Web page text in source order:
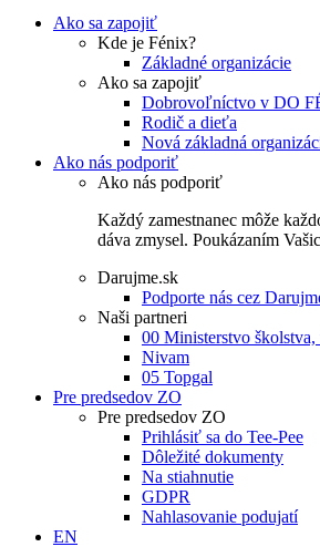
Ako sa zapojiť
Kde je Fénix?
Základné organizácie
Ako sa zapojiť
Dobrovoľníctvo v DO
Rodič a dieťa
Nová základná
Ako nás podporiť
Ako nás podporiť
Každý zamestnanec môže
dáva zmysel. Poukázaním
Darujme.sk
Podporte nás cez
Naši partneri
00 Ministerstvo
Nivam
05 Topgal
Pre predsedov ZO
Pre predsedov ZO
Prihlásiť sa do Tee-Pee
Dôležité dokumenty
Na stiahnutie
GDPR
Nahlasovanie podujatí
EN